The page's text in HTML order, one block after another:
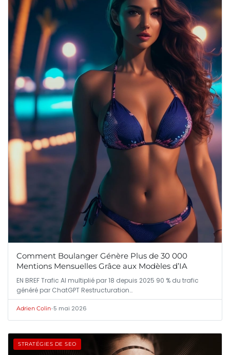
Comment Boulanger Génère Plus de 30 000
Mentions Mensuelles Grâce aux Modèles d’IA
EN BREF Trafic AI multiplié par 18 depuis 2025 90 % du trafic
généré par ChatGPT Restructuration…
Adrien Colin•5 mai 2026
STRATÉGIES DE SEO